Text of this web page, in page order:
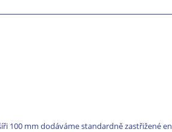
100 mm dodáváme standardně zastřižené